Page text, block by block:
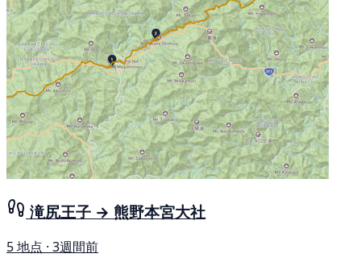
滝尻王子 → 熊野本宮大社
5 地点 · 3週間前